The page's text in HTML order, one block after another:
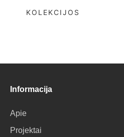
KOLEKCIJOS
Informacija
Apie
Projektai